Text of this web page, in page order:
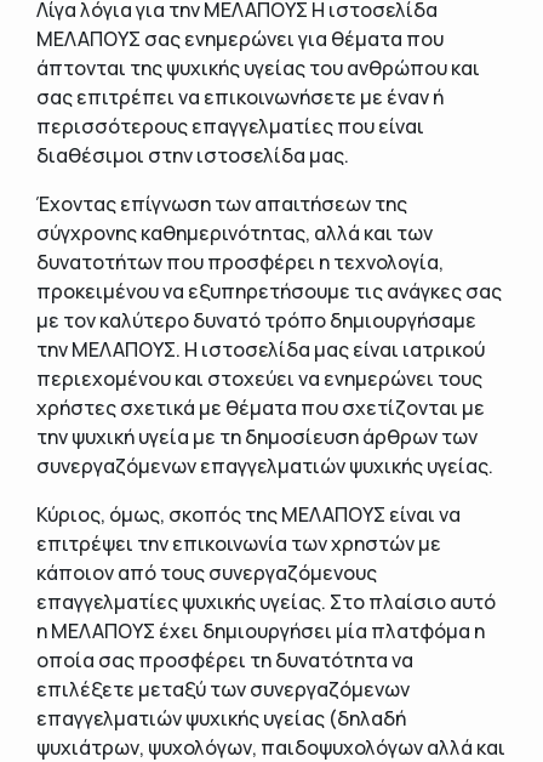
Λίγα λόγια για την ΜΕΛΑΠΟΥΣ Η ιστοσελίδα
ΜΕΛΑΠΟΥΣ σας ενημερώνει για θέματα που
άπτονται της ψυχικής υγείας του ανθρώπου και
σας επιτρέπει να επικοινωνήσετε με έναν ή
περισσότερους επαγγελματίες που είναι
διαθέσιμοι στην ιστοσελίδα μας.
Έχοντας επίγνωση των απαιτήσεων της
σύγχρονης καθημερινότητας, αλλά και των
δυνατοτήτων που προσφέρει η τεχνολογία,
προκειμένου να εξυπηρετήσουμε τις ανάγκες σας
με τον καλύτερο δυνατό τρόπο δημιουργήσαμε
την ΜΕΛΑΠΟΥΣ. Η ιστοσελίδα μας είναι ιατρικού
περιεχομένου και στοχεύει να ενημερώνει τους
χρήστες σχετικά με θέματα που σχετίζονται με
την ψυχική υγεία με τη δημοσίευση άρθρων των
συνεργαζόμενων επαγγελματιών ψυχικής υγείας.
Κύριος, όμως, σκοπός της ΜΕΛΑΠΟΥΣ είναι να
επιτρέψει την επικοινωνία των χρηστών με
κάποιον από τους συνεργαζόμενους
επαγγελματίες ψυχικής υγείας. Στο πλαίσιο αυτό
η ΜΕΛΑΠΟΥΣ έχει δημιουργήσει μία πλατφόμα η
οποία σας προσφέρει τη δυνατότητα να
επιλέξετε μεταξύ των συνεργαζόμενων
επαγγελματιών ψυχικής υγείας (δηλαδή
ψυχιάτρων, ψυχολόγων, παιδοψυχολόγων αλλά και